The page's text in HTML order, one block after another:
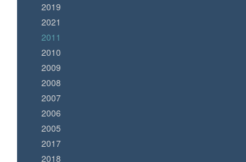
2019
2021
2011
2010
2009
2008
2007
2006
2005
2017
2018